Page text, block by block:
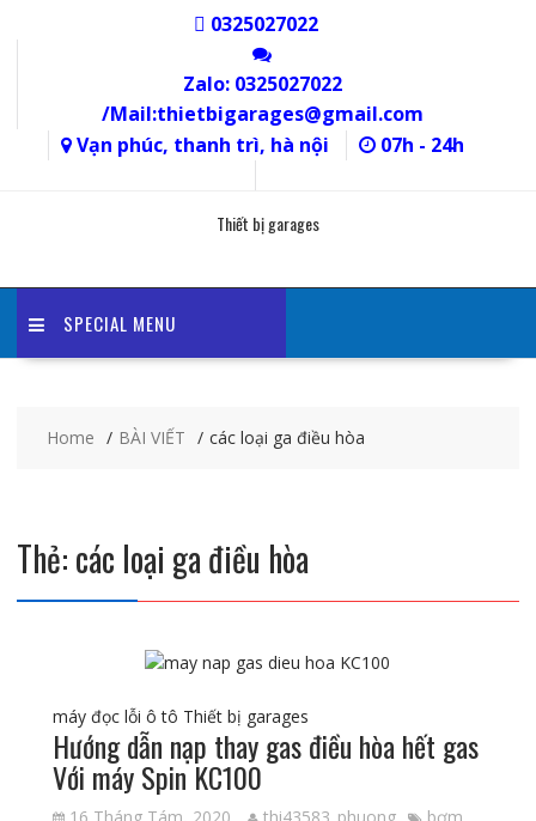
0325027022
Zalo: 0325027022
/Mail:thietbigarages@gmail.com
Vạn phúc, thanh trì, hà nội
07h - 24h
Thiết bị garages
SPECIAL MENU
Home BÀI VIẾT các loại ga điều hòa
Thẻ:các loại ga điều hòa
máy đọc lỗi ô tô Thiết bị garages
Hướng dẫn nạp thay gas điều hòa hết gas
Với máy Spin KC100